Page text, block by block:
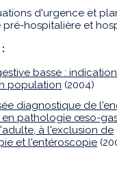
d'urgence et
hospitalière et
basse :
population (2004)
diagnostique de
en pathologie œso-
à l'exclusion de
et l'entéroscopie